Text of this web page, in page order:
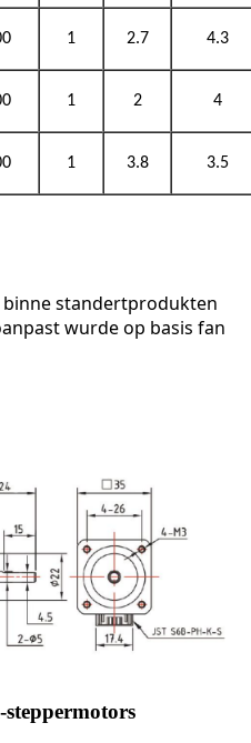
1 2.7 4.3
1 2 4
1 3.8 3.5
standertprodukten
wurde op basis fan